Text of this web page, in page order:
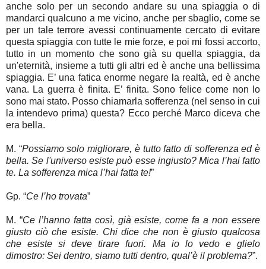
anche solo per un secondo andare su una spiaggia o di
mandarci qualcuno a me vicino, anche per sbaglio, come se
per un tale terrore avessi continuamente cercato di evitare
questa spiaggia con tutte le mie forze, e poi mi fossi accorto,
tutto in un momento che sono già su quella spiaggia, da
un'eternità, insieme a tutti gli altri ed è anche una bellissima
spiaggia. E’ una fatica enorme negare la realtà, ed è anche
vana. La guerra è finita. E’ finita. Sono felice come non lo
sono mai stato. Posso chiamarla sofferenza (nel senso in cui
la intendevo prima) questa? Ecco perché Marco diceva che
era bella.
M. “Possiamo solo migliorare, è tutto fatto di sofferenza ed è
bella. Se l'universo esiste può esse ingiusto? Mica l’hai fatto
te. La sofferenza mica l’hai fatta te!”
Gp. “Ce l’ho trovata”
M. “Ce l’hanno fatta così, già esiste, come fa a non essere
giusto ciò che esiste. Chi dice che non è giusto qualcosa
che esiste si deve tirare fuori. Ma io lo vedo e glielo
dimostro: Sei dentro, siamo tutti dentro, qual’è il problema?”.